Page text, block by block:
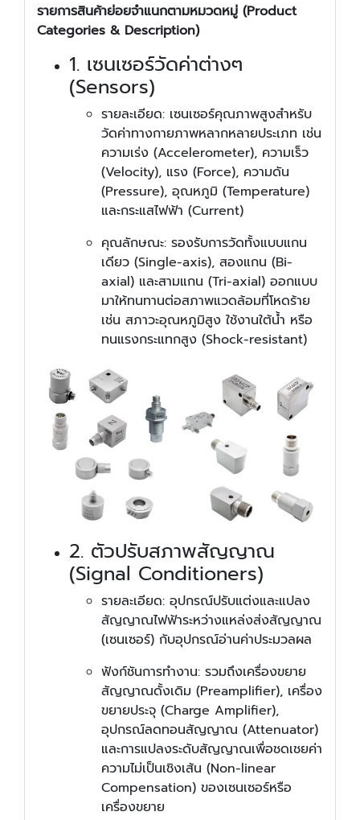
รายการสินค้าย่อยจำแนกตามหมวดหมู่ (Product
Categories & Description)
1. เซนเซอร์วัดค่าต่างๆ
(Sensors)
รายละเอียด: เซนเซอร์คุณภาพสูงสำหรับ
วัดค่าทางกายภาพหลากหลายประเภท เช่น
ความเร่ง (Accelerometer), ความเร็ว
(Velocity), แรง (Force), ความดัน
(Pressure), อุณหภูมิ (Temperature)
และกระแสไฟฟ้า (Current)
คุณลักษณะ: รองรับการวัดทั้งแบบแกน
เดียว (Single-axis), สองแกน (Bi-
axial) และสามแกน (Tri-axial) ออกแบบ
มาให้ทนทานต่อสภาพแวดล้อมที่โหดร้าย
เช่น สภาวะอุณหภูมิสูง ใช้งานใต้น้ำ หรือ
ทนแรงกระแทกสูง (Shock-resistant)
2. ตัวปรับสภาพสัญญาณ
(Signal Conditioners)
รายละเอียด: อุปกรณ์ปรับแต่งและแปลง
สัญญาณไฟฟ้าระหว่างแหล่งส่งสัญญาณ
(เซนเซอร์) กับอุปกรณ์อ่านค่าประมวลผล
ฟังก์ชันการทำงาน: รวมถึงเครื่องขยาย
สัญญาณดั้งเดิม (Preamplifier), เครื่อง
ขยายประจุ (Charge Amplifier),
อุปกรณ์ลดทอนสัญญาณ (Attenuator)
และการแปลงระดับสัญญาณเพื่อชดเชยค่า
ความไม่เป็นเชิงเส้น (Non-linear
Compensation) ของเซนเซอร์หรือ
เครื่องขยาย